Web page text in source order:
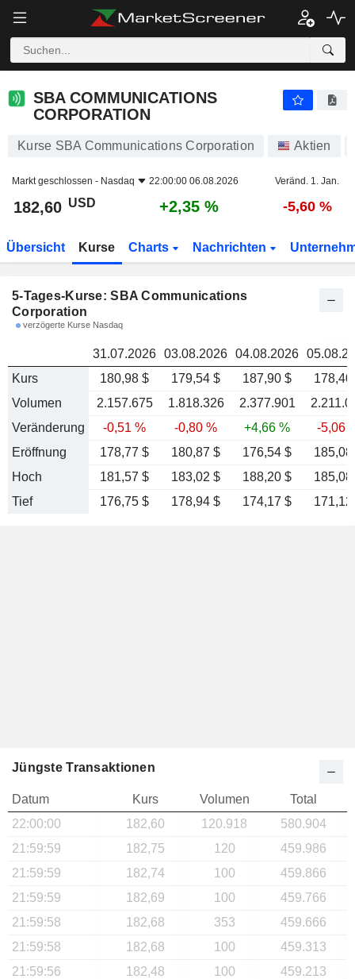
SBA COMMUNICATIONS CORPORATION 182,60
SBA COMMUNICATIONS
CORPORATION
Kurse SBA Communications Corporation Aktien
Markt geschlossen - Nasdaq 22:00:00 06.08.2026 Veränd. 1. Jan.
182,60 USD +2,35 % -5,60 %
Übersicht Kurse Charts Nachrichten
5-Tages-Kurse: SBA Communications
Corporation
verzögerte Kurse Nasdaq
31.07.2026 03.08.2026 04.08.2026
Kurs
180,98 $ 179,54 $ 187,90 $
178,40
Volumen
2.157.675 1.818.326 2.377.901
Veränderung
-0,51 % -0,80 % +4,66 %
-5,06
Eröffnung
178,77 $ 180,87 $ 176,54 $
185,08
Hoch
181,57 $ 183,02 $ 188,20 $
185,08
Tief
176,75 $ 178,94 $ 174,17 $ 171,12
Jüngste Transaktionen
Datum Kurs Volumen
Total
22:00:00
182,60 120.918
580.904
21:59:59
182,75 120
459.986
21:59:59
182,74 100
459.866
21:59:59
182,69 100
459.766
21:59:58
182,68 353
459.666
21:59:58
182,68 100
459.313
21:59:56
182,48 100
459.213